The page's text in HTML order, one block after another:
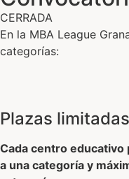
CERRADA
En la MBA League
categorías:
Plazas limitadas
Cada centro
a una categoría y